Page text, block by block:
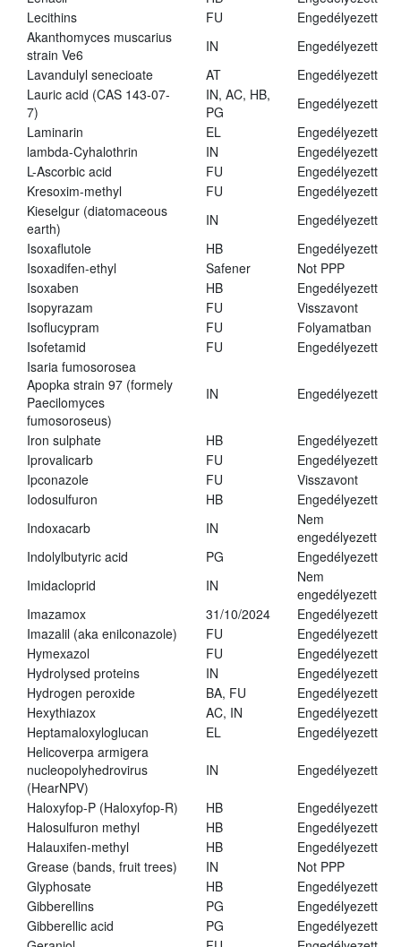
Lecithins
FU
Engedélyezett
Akanthomyces muscarius
strain Ve6
IN
Engedélyezett
Lavandulyl senecioate
AT
Engedélyezett
Lauric acid (CAS 143-07-
7)
IN, AC, HB,
PG
Engedélyezett
Laminarin
EL
Engedélyezett
lambda-Cyhalothrin
IN
Engedélyezett
L-Ascorbic acid
FU
Engedélyezett
Kresoxim-methyl
FU
Engedélyezett
Kieselgur (diatomaceous
earth)
IN
Engedélyezett
Isoxaflutole
HB
Engedélyezett
Isoxadifen-ethyl
Safener
Not PPP
Isoxaben
HB
Engedélyezett
Isopyrazam
FU
Visszavont
Isoflucypram
FU
Folyamatban
Isofetamid
FU
Engedélyezett
Isaria fumosorosea
Apopka strain 97 (formely
Paecilomyces
fumosoroseus)
IN Engedélyezett
Iron sulphate HB
Engedélyezett
Iprovalicarb
FU
Engedélyezett
Ipconazole
FU
Visszavont
Iodosulfuron
HB
Engedélyezett
Indoxacarb
IN
Nem
engedélyezett
Indolylbutyric acid
PG
Engedélyezett
Imidacloprid
IN
Nem
engedélyezett
Imazamox
31/10/2024
Engedélyezett
Imazalil (aka enilconazole)
FU
Engedélyezett
Hymexazol
FU
Engedélyezett
Hydrolysed proteins
IN
Engedélyezett
Hydrogen peroxide
BA, FU
Engedélyezett
Hexythiazox
AC, IN
Engedélyezett
Heptamaloxyloglucan
EL
Engedélyezett
Helicoverpa armigera
nucleopolyhedrovirus
(HearNPV)
IN Engedélyezett
Haloxyfop-P (Haloxyfop-R) HB
Engedélyezett
Halosulfuron methyl
HB
Engedélyezett
Halauxifen-methyl
HB
Engedélyezett
Grease (bands, fruit trees)
IN
Not PPP
Glyphosate
HB
Engedélyezett
Gibberellins
PG
Engedélyezett
Gibberellic acid
PG
Engedélyezett